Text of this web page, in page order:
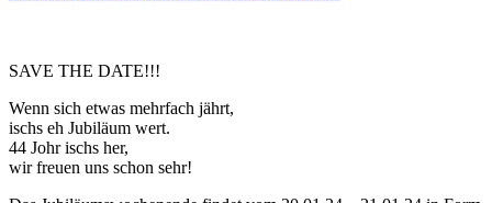
SAVE THE DATE!!!
Wenn sich etwas mehrfach jährt,
ischs eh Jubiläum wert.
44 Johr ischs her,
wir freuen uns schon sehr!